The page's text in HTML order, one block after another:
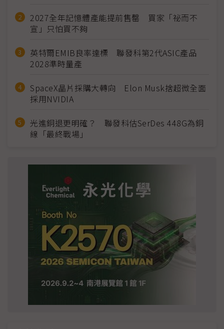
2027全年記憶體產能提前售罄 買家「祕而不
宣」只怕買不夠
英特爾EMIB良率達標 聯發科第2代ASIC產品
2028準時量產
SpaceX晶片採購大轉向 Elon Musk捨超微全面
採用NVIDIA
光進銅退更明確？ 聯發科估SerDes 448G為銅
線「最終戰場」